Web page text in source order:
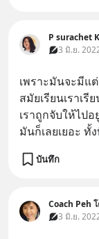
P surachet
3 มิ.ย.
เพราะมันจะมีแ
สมัยเรียนเราเ
เราถูกจับให้ไป
มันก็เลยเยอะ ทั้
บันทึก
Coach Peh
3 มิ.ย.